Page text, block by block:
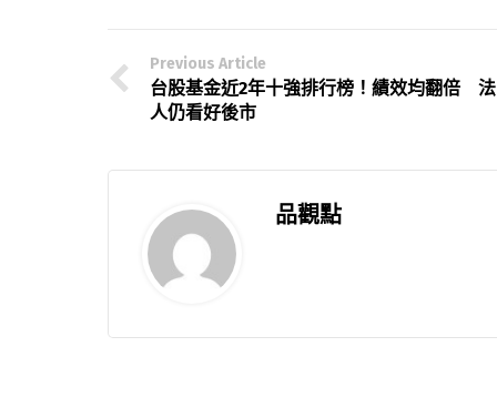
Previous Article
台股基金近2年十強排行榜！績效均翻倍 法
人仍看好後市
品觀點